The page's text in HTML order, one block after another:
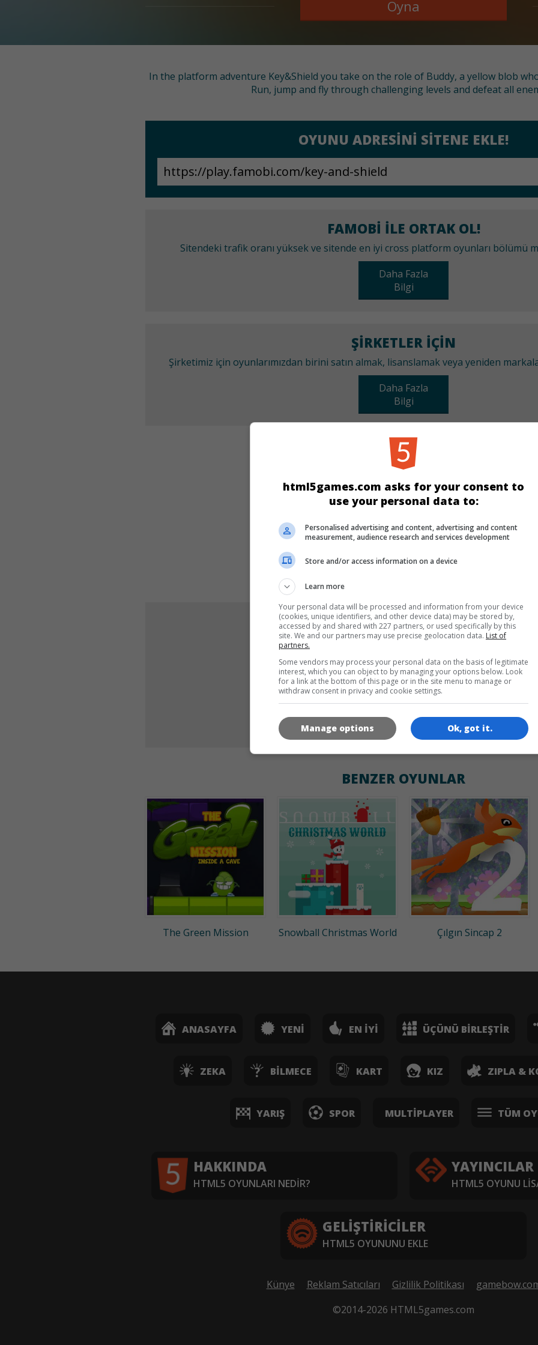
Oyna
In the platform adventure Key&Shield you take on the role of Buddy, a yellow blob
Run, jump and fly through challenging levels and defeat all
OYUNU ADRESINI SITENE EKLE!
FAMOBI ILE ORTAK OL!
Sitendeki trafik oranı yüksek ve sitende en iyi cross platform oyunları bölümü
Daha Fazla
Bilgi
ŞIRKETLER IÇIN
Şirketimiz için oyunlarımızdan birini satın almak, lisanslamak veya yeniden
Daha Fazla
Bilgi
KATEGORILER
Zıpla & Koş
DILLER
OYUN RESIMLERI
180x180 120x120 60x60
BENZER OYUNLAR
The Green Mission Snowball Christmas World Çılgın Sincap 2
ANASAYFA YENI EN İYI ÜÇÜNÜ BIRLEŞTIR
ZEKA BILMECE KART KIZ ZIPLA &
YARIŞ SPOR MULTIPLAYER TÜM
HAKKINDA
HTML5 OYUNLARI NEDIR?
YAYINCILAR
HTML5 OYUNU
GELIŞTIRICILER
HTML5 OYUNUNU EKLE
Künye Reklam Satıcıları Gizlilik Politikası
©2014-2026 HTML5games.com
html5games.com asks for your consent to
use your personal data to:
Personalised advertising and content, advertising and content
measurement, audience research and services development
Store and/or access information on a device
Learn more
Your personal data will be processed and information from your device
(cookies, unique identifiers, and other device data) may be stored by,
accessed by and shared with 227 partners, or used specifically by this
site. We and our partners may use precise geolocation data. List of
partners.
Some vendors may process your personal data on the basis of legitimate
interest, which you can object to by managing your options below. Look
for a link at the bottom of this page or in the site menu to manage or
withdraw consent in privacy and cookie settings.
Ok, got it.
Manage options